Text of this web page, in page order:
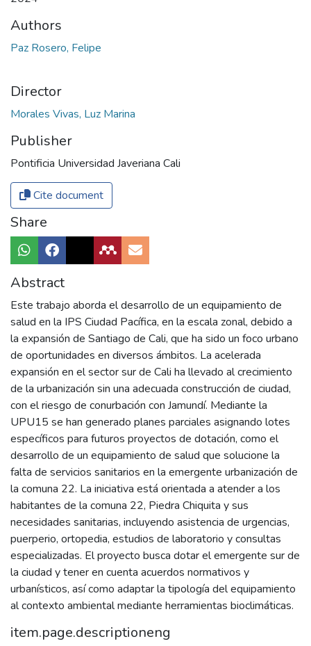
Authors
Paz Rosero, Felipe
Director
Morales Vivas, Luz Marina
Publisher
Pontificia Universidad Javeriana Cali
Cite document
Share
Abstract
Este trabajo aborda el desarrollo de un equipamiento de
salud en la IPS Ciudad Pacífica, en la escala zonal, debido a
la expansión de Santiago de Cali, que ha sido un foco urbano
de oportunidades en diversos ámbitos. La acelerada
expansión en el sector sur de Cali ha llevado al crecimiento
de la urbanización sin una adecuada construcción de ciudad,
con el riesgo de conurbación con Jamundí. Mediante la
UPU15 se han generado planes parciales asignando lotes
específicos para futuros proyectos de dotación, como el
desarrollo de un equipamiento de salud que solucione la
falta de servicios sanitarios en la emergente urbanización de
la comuna 22. La iniciativa está orientada a atender a los
habitantes de la comuna 22, Piedra Chiquita y sus
necesidades sanitarias, incluyendo asistencia de urgencias,
puerperio, ortopedia, estudios de laboratorio y consultas
especializadas. El proyecto busca dotar el emergente sur de
la ciudad y tener en cuenta acuerdos normativos y
urbanísticos, así como adaptar la tipología del equipamiento
al contexto ambiental mediante herramientas bioclimáticas.
item.page.descriptioneng